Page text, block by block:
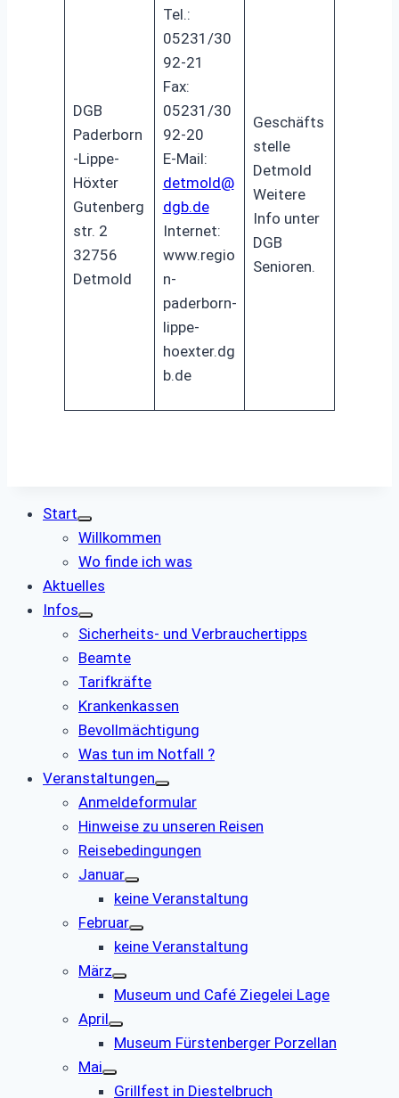
DGB
Paderborn
-Lippe-
Höxter
Gutenberg
str. 2
32756
Detmold
Tel.:
05231/30
92-21
Fax:
05231/30
92-20
E-Mail:
detmold@
dgb.de
Internet:
www.regio
n-
paderborn-
lippe-
hoexter.dg
b.de
Geschäfts
stelle
Detmold
Weitere
Info unter
DGB
Senioren.
Start
Willkommen
Wo finde ich was
Aktuelles
Infos
Sicherheits- und Verbrauchertipps
Beamte
Tarifkräfte
Krankenkassen
Bevollmächtigung
Was tun im Notfall ?
Veranstaltungen
Anmeldeformular
Hinweise zu unseren Reisen
Reisebedingungen
Januar
keine Veranstaltung
Februar
keine Veranstaltung
März
Museum und Café Ziegelei Lage
April
Museum Fürstenberger Porzellan
Mai
Grillfest in Diestelbruch